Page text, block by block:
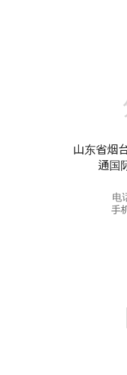
山东省烟
通国
电
手